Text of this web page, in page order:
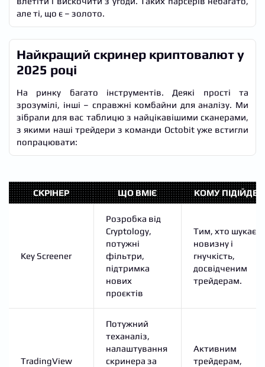
але ті, що є – золото.
Найкращий скринер криптовалют у
2025 році
На ринку багато інструментів. Деякі прості та
зрозумілі, інші – справжні комбайни для аналізу. Ми
зібрали для вас таблицю з найцікавішими сканерами,
з якими наші трейдери з команди Octobit уже встигли
попрацювати:
СКРІНЕР ЩО ВМІЄ КОМУ ПІДІЙДЕ
Key Screener
Розробка від
Cryptology,
потужні
фільтри,
підтримка
нових
проєктів
Тим, хто шукає
новизну і
гнучкість,
досвідченим
трейдерам.
TradingView
Потужний
теханаліз,
налаштування
скринера за
Активним
трейдерам,